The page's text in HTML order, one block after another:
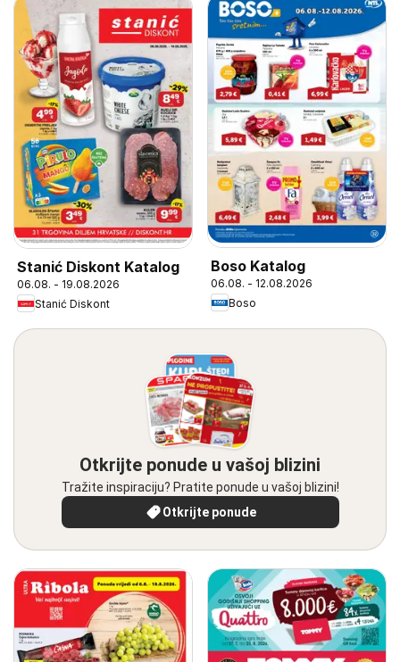
Stanić Diskont Katalog
06.08. - 19.08.2026
Stanić Diskont
Boso Katalog
06.08. - 12.08.2026
Boso
Otkrijte ponude u vašoj blizini
Tražite inspiraciju? Pratite ponude u vašoj blizini!
Otkrijte ponude